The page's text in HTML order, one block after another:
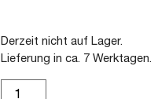
Derzeit nicht auf Lager.
Lieferung in ca. 7 Werktagen.